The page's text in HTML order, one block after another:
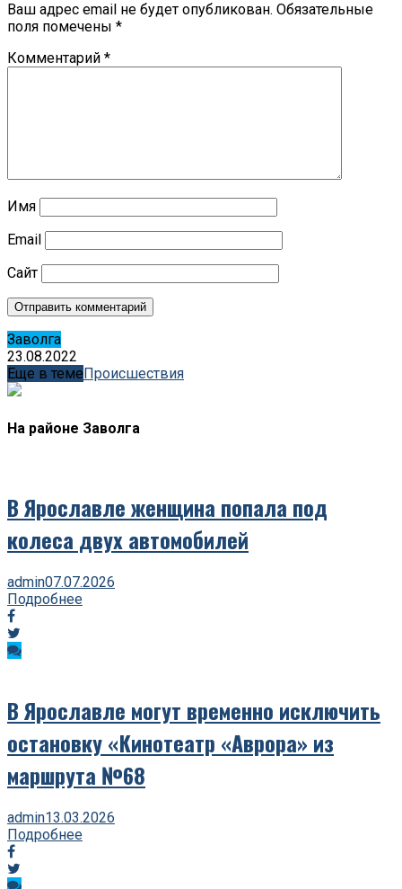
Ваш адрес email не будет опубликован. Обязательные
поля помечены *
Комментарий *
Имя
Email
Сайт
Заволга
23.08.2022
Еще в теме Происшествия
На районе Заволга
В Ярославле женщина попала под
колеса двух автомобилей
admin07.07.2026
Подробнее
В Ярославле могут временно исключить
остановку «Кинотеатр «Аврора» из
маршрута №68
admin13.03.2026
Подробнее